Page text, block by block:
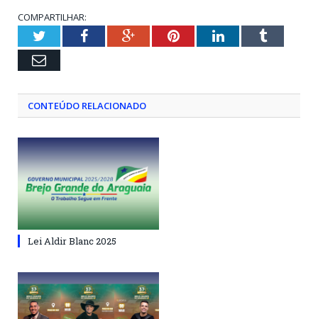
COMPARTILHAR:
TwitterFacebookGoogle+PinterestLinkedInTumblr
Email
CONTEÚDO RELACIONADO
Lei Aldir Blanc 2025